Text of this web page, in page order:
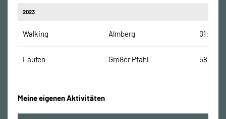
2023
Walking Almberg
Laufen Großer Pfahl 58:56
Meine eigenen Aktivitäten